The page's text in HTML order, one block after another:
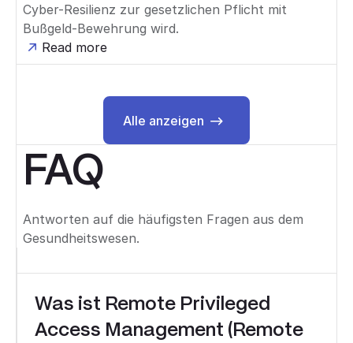
Cyber-Resilienz zur gesetzlichen Pflicht mit
Bußgeld-Bewehrung wird.
Read more
Alle anzeigen
Alle anzeigen
FAQ
Antworten auf die häufigsten Fragen aus dem
Gesundheitswesen.
Was ist Remote Privileged
Access Management (Remote